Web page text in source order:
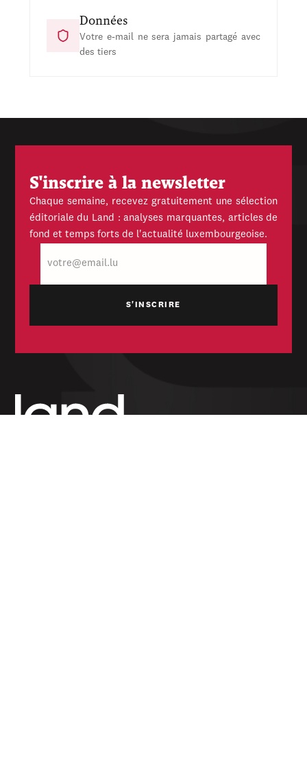
Données
Votre e-mail ne sera jamais partagé avec
des tiers
S'inscrire à la newsletter
Chaque semaine, recevez gratuitement une sélection
éditoriale du Land : analyses marquantes, articles de
fond et temps forts de l'actualité luxembourgeoise.
mail